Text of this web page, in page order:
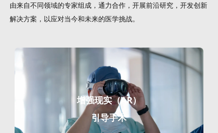
由来自不同领域的专家组成，通力合作，开展前沿研究，开发创新
解决方案，以应对当今和未来的医学挑战。
增强现实（AR）
引导手术